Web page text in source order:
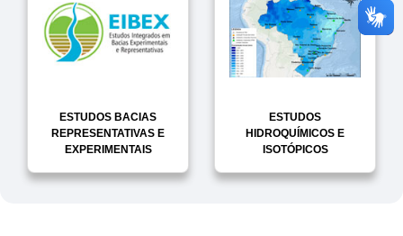
ESTUDOS BACIAS
REPRESENTATIVAS E
EXPERIMENTAIS
ESTUDOS
HIDROQUÍMICOS E
ISOTÓPICOS